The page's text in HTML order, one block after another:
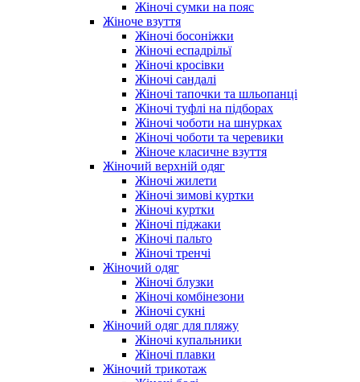
Жіночі сумки на пояс
Жіноче взуття
Жіночі босоніжки
Жіночі еспадрільї
Жіночі кросівки
Жіночі сандалі
Жіночі тапочки та шльопанці
Жіночі туфлі на підборах
Жіночі чоботи на шнурках
Жіночі чоботи та черевики
Жіноче класичне взуття
Жіночий верхній одяг
Жіночі жилети
Жіночі зимові куртки
Жіночі куртки
Жіночі піджаки
Жіночі пальто
Жіночі тренчі
Жіночий одяг
Жіночі блузки
Жіночі комбінезони
Жіночі сукні
Жіночий одяг для пляжу
Жіночі купальники
Жіночі плавки
Жіночий трикотаж